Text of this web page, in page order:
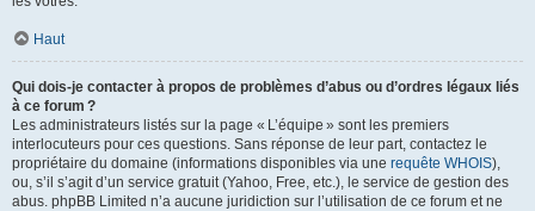
Haut
Qui dois-je contacter à propos de problèmes d’abus ou d’ordres légaux liés
à ce forum ?
Les administrateurs listés sur la page « L’équipe » sont les premiers
interlocuteurs pour ces questions. Sans réponse de leur part, contactez le
propriétaire du domaine (informations disponibles via une requête WHOIS),
ou, s’il s’agit d’un service gratuit (Yahoo, Free, etc.), le service de gestion des
abus. phpBB Limited n’a aucune juridiction sur l’utilisation de ce forum et ne